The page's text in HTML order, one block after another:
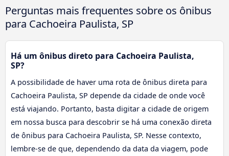
Perguntas mais frequentes sobre os ônibus
para Cachoeira Paulista, SP
Há um ônibus direto para Cachoeira Paulista,
SP?
A possibilidade de haver uma rota de ônibus direta para
Cachoeira Paulista, SP depende da cidade de onde você
está viajando. Portanto, basta digitar a cidade de origem
em nossa busca para descobrir se há uma conexão direta
de ônibus para Cachoeira Paulista, SP. Nesse contexto,
lembre-se de que, dependendo da data da viagem, pode